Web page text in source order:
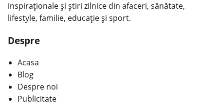
inspiraționale și știri zilnice din afaceri, sănătate,
lifestyle, familie, educație și sport.
Despre
Acasa
Blog
Despre noi
Publicitate